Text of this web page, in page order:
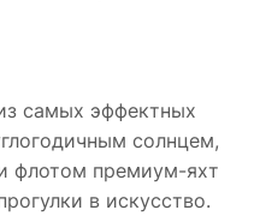
самых эффектных
солнцем,
флотом премиум-яхт
в искусство.